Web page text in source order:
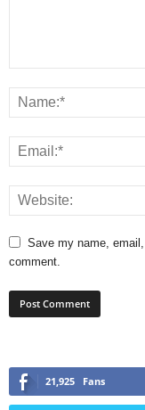
Save my name,
comment.
21,925 Fans